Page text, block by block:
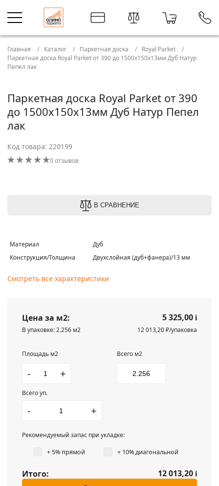
Главная Каталог Паркетная доска
Royal Parket
Паркетная доска Royal Parket от 390 до 1500х150х13мм Дуб Натур
Пепел лак
Паркетная доска Royal Parket от 390
до 1500х150х13мм Дуб Натур Пепел
лак
Код товара: 220199
0 отзывов
В СРАВНЕНИЕ
Материал
Дуб
Конструкция/Толщина
Двухслойная (дуб+фанера)/13 мм
Смотреть все характеристики
Цена за м2: 5 325,00 i
В упаковке: 2.256 м2
12 013,20 ₽/упаковка
Площадь м2
- +
Всего м2
Всего уп.
- +
Рекомендуемый запас при укладке:
+ 5% прямой + 10% диагональной
Итого: 12 013,20 i